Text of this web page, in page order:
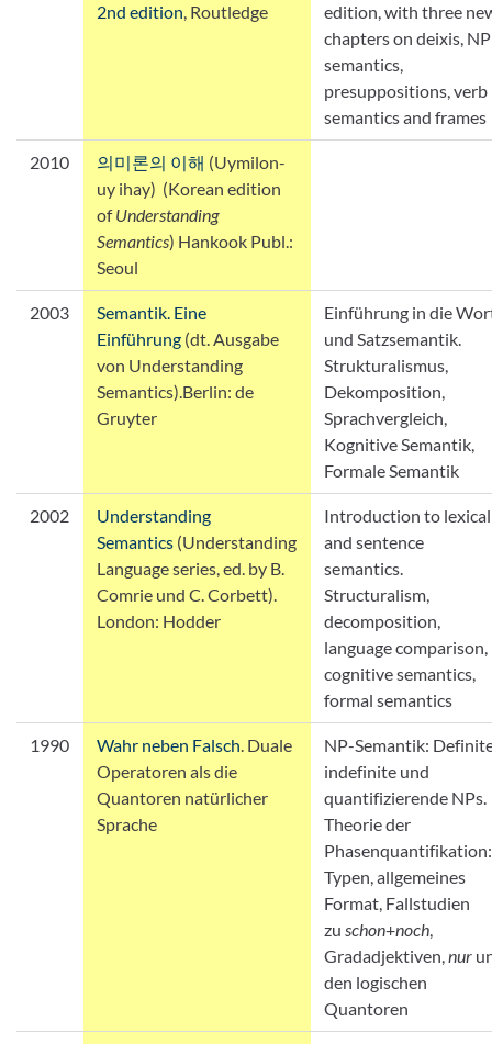
2nd edition, Routledge
edition, with three
chapters on deixis, NP
semantics,
presuppositions, verb
semantics and frames
2010 의미론의 이해 (Uymilon-
uy ihay) (Korean edition
ofUnderstanding
Semantics) Hankook Publ.:
Seoul
2003
Semantik. Eine
Einführung (dt. Ausgabe
von Understanding
Semantics).Berlin: de
Gruyter
Einführung in die
und Satzsemantik.
Strukturalismus,
Dekomposition,
Sprachvergleich,
Kognitive Semantik,
Formale Semantik
2002
Understanding
Semantics (Understanding
Language series, ed. by B.
Comrie und C. Corbett).
London: Hodder
Introduction to lexical
and sentence
semantics.
Structuralism,
decomposition,
language comparison,
cognitive semantics,
formal semantics
1990 Wahr neben Falsch. Duale
Operatoren als die
Quantoren natürlicher
Sprache
NP-Semantik:
indefinite und
quantifizierende NPs.
Theorie der
Typen, allgemeines
Format, Fallstudien
zuschon+noch,
Gradadjektiven,nur
den logischen
Quantoren